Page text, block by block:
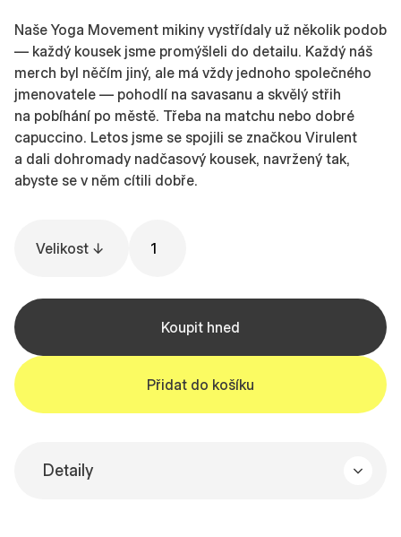
Naše Yoga Movement mikiny vystřídaly už několik podob
— každý kousek jsme promýšleli do detailu. Každý náš
merch byl něčím jiný, ale má vždy jednoho společného
jmenovatele — pohodlí na savasanu a skvělý střih
na pobíhání po městě. Třeba na matchu nebo dobré
capuccino. Letos jsme se spojili se značkou Virulent
a dali dohromady nadčasový kousek, navržený tak,
abyste se v něm cítili dobře.
Koupit hned
Detaily